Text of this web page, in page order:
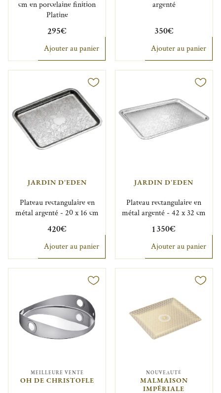
cm en porcelaine finition
Platine
295€
Ajouter au panier
argenté
350€
Ajouter au panier
JARDIN D'EDEN
Plateau rectangulaire en
métal argenté - 20 x 16 cm
420€
Ajouter au panier
JARDIN D'EDEN
Plateau rectangulaire en
métal argenté - 42 x 32 cm
1 350€
Ajouter au panier
MEILLEURE VENTE
OH DE CHRISTOFLE
NOUVEAUTÉ
MALMAISON
IMPÉRIALE